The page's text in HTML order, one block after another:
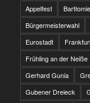
Appelfest
Bürgermeisterwahl
Eurostadt
Frühling an der Neiße
Gerhard Gunia
Gubener Dreieck